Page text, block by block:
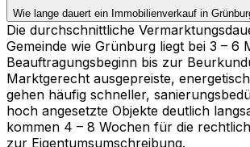
Wie lange dauert ein Immobilienverkauf in
Die durchschnittliche
Gemeinde wie Grünburg liegt bei 3 –
Beauftragungsbeginn bis zur
Marktgerecht ausgepreiste,
gehen häufig schneller,
hoch angesetzte Objekte deutlich
kommen 4 – 8 Wochen für die
zur Eigentumsumschreibung.